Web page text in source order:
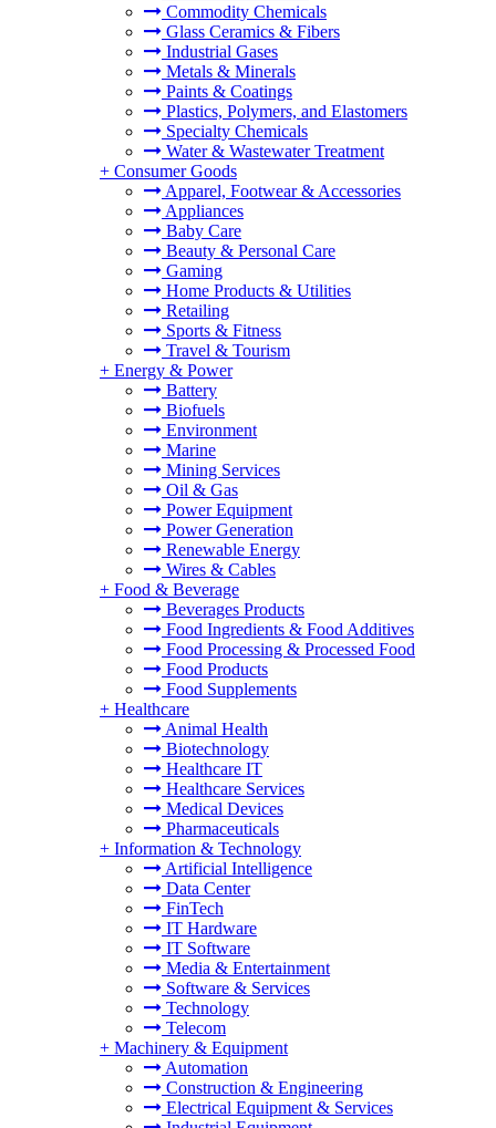
Commodity Chemicals
Glass Ceramics & Fibers
Industrial Gases
Metals & Minerals
Paints & Coatings
Plastics, Polymers, and Elastomers
Specialty Chemicals
Water & Wastewater Treatment
+ Consumer Goods
Apparel, Footwear & Accessories
Appliances
Baby Care
Beauty & Personal Care
Gaming
Home Products & Utilities
Retailing
Sports & Fitness
Travel & Tourism
+ Energy & Power
Battery
Biofuels
Environment
Marine
Mining Services
Oil & Gas
Power Equipment
Power Generation
Renewable Energy
Wires & Cables
+ Food & Beverage
Beverages Products
Food Ingredients & Food Additives
Food Processing & Processed Food
Food Products
Food Supplements
+ Healthcare
Animal Health
Biotechnology
Healthcare IT
Healthcare Services
Medical Devices
Pharmaceuticals
+ Information & Technology
Artificial Intelligence
Data Center
FinTech
IT Hardware
IT Software
Media & Entertainment
Software & Services
Technology
Telecom
+ Machinery & Equipment
Automation
Construction & Engineering
Electrical Equipment & Services